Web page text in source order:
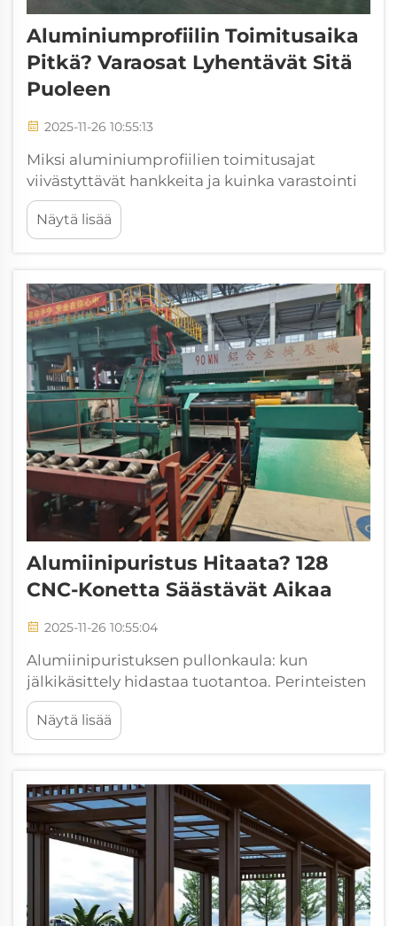
Aluminiumprofiilin Toimitusaika
Pitkä? Varaosat Lyhentävät Sitä
Puoleen
2025-11-26 10:55:13
Miksi aluminiumprofiilien toimitusajat
viivästyttävät hankkeita ja kuinka varastointi
ratkaisee ongelman. Avaintekijät, jotka
aiheuttavat pitkät toimitusajat
aluminiumprofiilien tuotannossa. Tuotannon
kolmesta suuresta ongelmasta pääasiassa:
kun tarvitaan räätälöintiä...
Näytä lisää
Alumiinipuristus Hitaata? 128
CNC-Konetta Säästävät Aikaa
2025-11-26 10:55:04
Alumiinipuristuksen pullonkaula: kun
jälkikäsittely hidastaa tuotantoa. Perinteisten
alumiinipuristusmenetelmien
ymmärtäminen. Perinteisillä
alumiinipuristusmenetelmillä on sisäisiä
tuotantoprosessin aikana...
Näytä lisää